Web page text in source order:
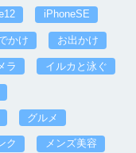
iPhoneSE
かけ お出かけ
ラ イルカと泳ぐ
グルメ
ク メンズ美容